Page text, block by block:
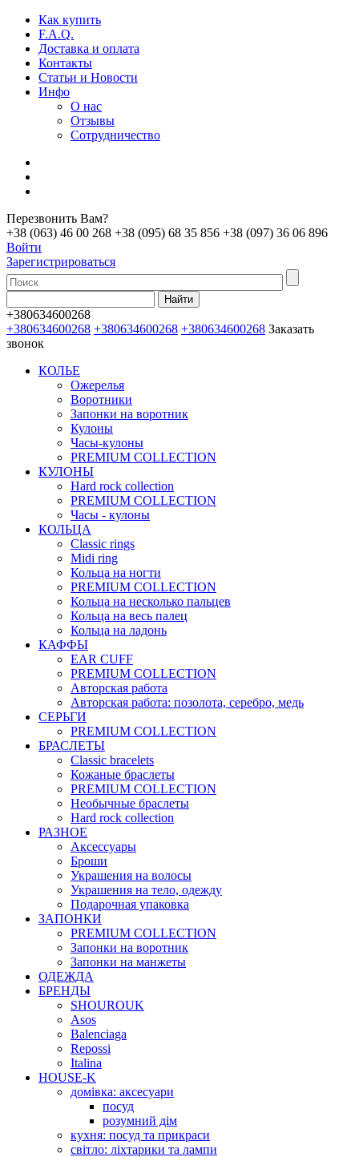
Как купить
F.A.Q.
Доставка и оплата
Контакты
Статьи и Новости
Инфо
О нас
Отзывы
Сотрудничество
Перезвонить Вам?
+38 (063) 46 00 268 +38 (095) 68 35 856 +38 (097) 36 06 896
Войти
Зарегистрироваться
+380634600268
+380634600268 +380634600268 +380634600268 Заказать
звонок
КОЛЬЕ
Ожерелья
Воротники
Запонки на воротник
Кулоны
Часы-кулоны
PREMIUM COLLECTION
КУЛОНЫ
Hard rock collection
PREMIUM COLLECTION
Часы - кулоны
КОЛЬЦА
Classic rings
Midi ring
Кольца на ногти
PREMIUM COLLECTION
Кольца на несколько пальцев
Кольца на весь палец
Кольца на ладонь
КАФФЫ
EAR CUFF
PREMIUM COLLECTION
Авторская работа
Авторская работа: позолота, серебро, медь
СЕРЬГИ
PREMIUM COLLECTION
БРАСЛЕТЫ
Classic bracelets
Кожаные браслеты
PREMIUM COLLECTION
Необычные браслеты
Hard rock collection
РАЗНОЕ
Аксессуары
Броши
Украшения на волосы
Украшения на тело, одежду
Подарочная упаковка
ЗАПОНКИ
PREMIUM COLLECTION
Запонки на воротник
Запонки на манжеты
ОДЕЖДА
БРЕНДЫ
SHOUROUK
Asos
Balenciaga
Repossi
Italina
HOUSE-K
домівка: аксесуари
посуд
розумний дім
кухня: посуд та прикраси
світло: ліхтарики та лампи